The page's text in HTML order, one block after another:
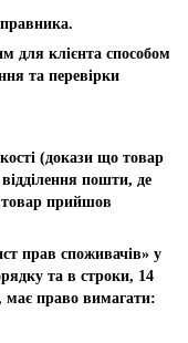
для клієнта способом
та перевірки
(докази що товар
пошти, де
прийшов
прав споживачів» у
та в строки, 14
має право вимагати: